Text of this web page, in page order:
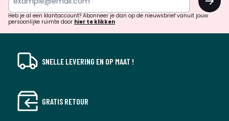
verrassingen?
Heb je al een klantaccount? Abonneer je dan op de nieuwsbrief vanuit jouw
persoonlijke ruimte door hier te klikken
SNELLE LEVERING EN OP MAAT !
GRATIS RETOUR